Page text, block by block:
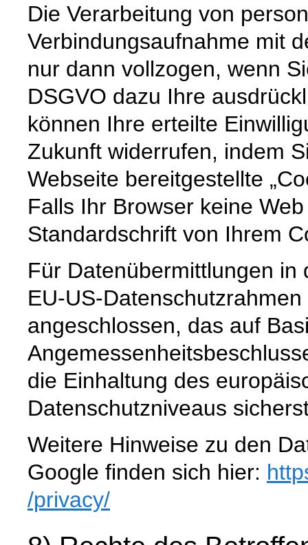
Die Verarbeitung von
Verbindungsaufnahme mit
nur dann vollzogen, wenn
DSGVO dazu Ihre
können Ihre erteilte
Zukunft widerrufen, indem
Webseite bereitgestellte
Falls Ihr Browser keine
Standardschrift von Ihrem
Für Datenübermittlungen in
EU-US-
angeschlossen, das auf
die Einhaltung des
Datenschutzniveaus
Weitere Hinweise zu den
Google finden sich hier:
/privacy/